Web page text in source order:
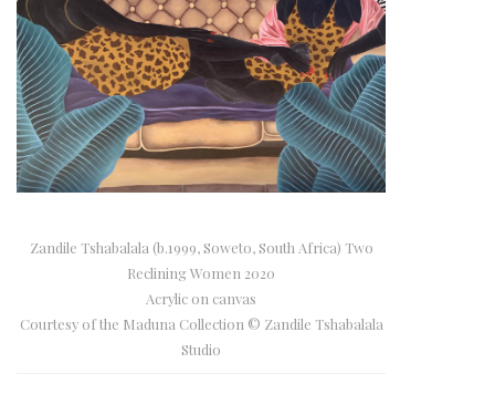
Zandile Tshabalala (b.1999, Soweto, South Africa) Two
Reclining Women 2020
Acrylic on canvas
Courtesy of the Maduna Collection © Zandile Tshabalala
Studio